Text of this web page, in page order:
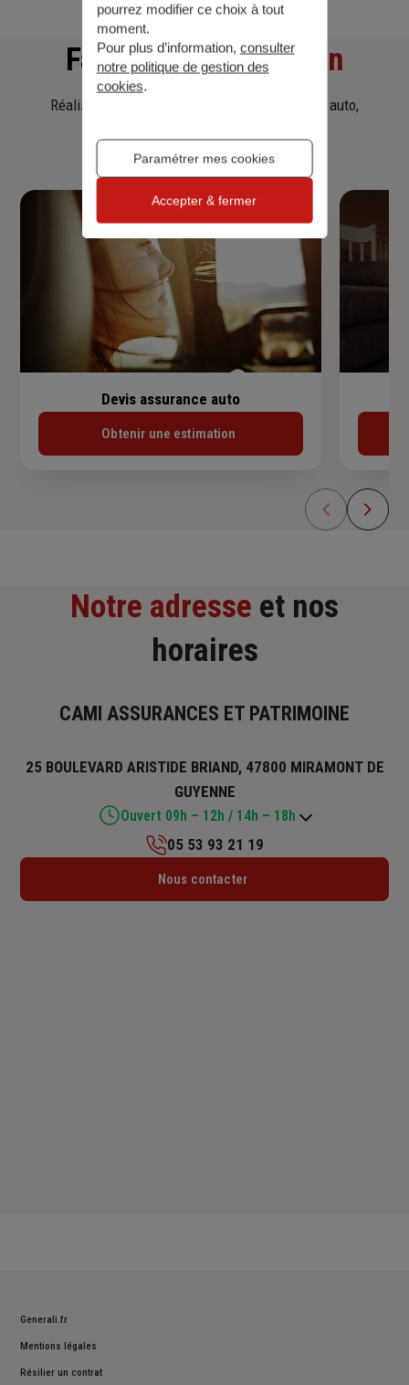
Faitesune simulation
Réalisez une simulation tarifaire d'assurance, auto,
Devis assurance auto
Obtenir une estimation
Notre adresse et nos
horaires
CAMI ASSURANCES ET PATRIMOINE
25 BOULEVARD ARISTIDE BRIAND, 47800 MIRAMONT DE
GUYENNE
Ouvert 09h – 12h / 14h – 18h
Lundi : 09h – 12h / 14h – 18h
05 53 93 21 19
Nous contacter
Generali.fr
Mentions légales
Résilier un contrat
pourrez modifier ce choix à tout
moment.
Pour plus d’information, consulter
notre politique de gestion des
cookies.
Paramétrer mes cookies
Accepter & fermer